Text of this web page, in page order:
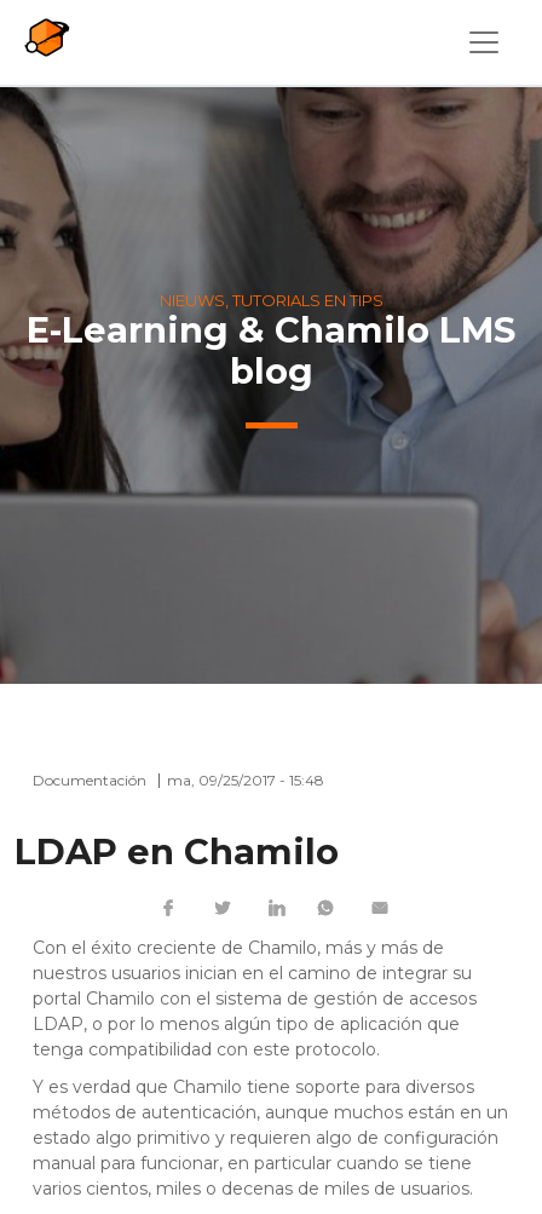
NIEUWS, TUTORIALS EN TIPS
E-Learning & Chamilo LMS
blog
Documentación ma, 09/25/2017 - 15:48
LDAP en Chamilo
Con el éxito creciente de Chamilo, más y más de
nuestros usuarios inician en el camino de integrar su
portal Chamilo con el sistema de gestión de accesos
LDAP, o por lo menos algún tipo de aplicación que
tenga compatibilidad con este protocolo.
Y es verdad que Chamilo tiene soporte para diversos
métodos de autenticación, aunque muchos están en un
estado algo primitivo y requieren algo de configuración
manual para funcionar, en particular cuando se tiene
varios cientos, miles o decenas de miles de usuarios.